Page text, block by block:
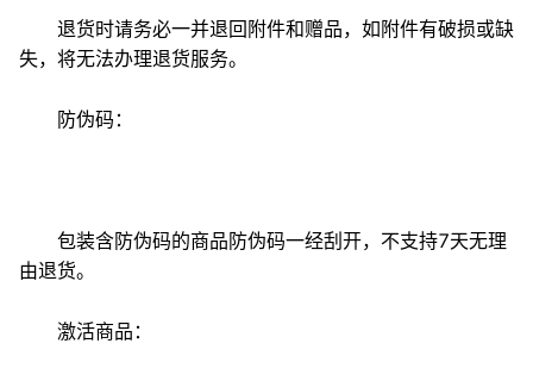
退货时请务必一并退回附件和赠品，如附件有破损或缺
失，将无法办理退货服务。
防伪码：
包装含防伪码的商品防伪码一经刮开，不支持7天无理
由退货。
激活商品：